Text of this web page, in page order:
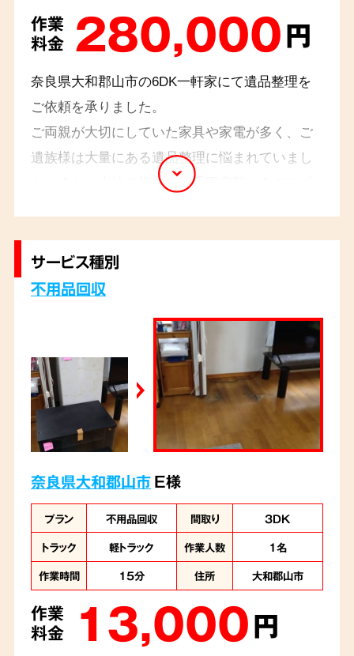
作業
料金 280,000円
奈良県大和郡山市の6DK一軒家にて遺品整理を
ご依頼を承りました。
ご両親が大切にしていた家具や家電が多く、ご
遺族様は大量にある遺品整理に悩まれていまし
た。また、土地の権利書や重要書類があるはず
しないよう、箱や収納の中身を丁寧に確認しな
がら整理し、探し物も無事に発見することがで
サービス種別
不用品回収
奈良県大和郡山市E様
プラン 不用品回収 間取り
3DK
トラック
軽トラック 作業人数
1名
作業時間
15分 住所 大和郡山市
作業
料金
13,000円